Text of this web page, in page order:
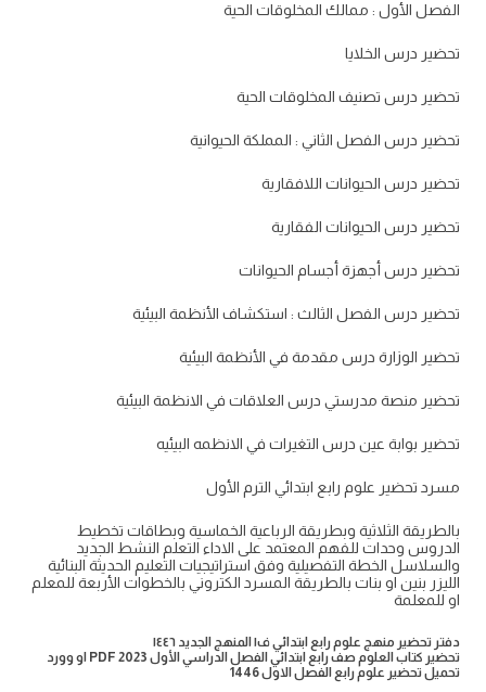
الفصل الأول : ممالك المخلوقات الحية
تحضير درس الخلايا
تحضير درس تصنيف المخلوقات الحية
تحضير درس الفصل الثاني : المملكة الحيوانية
تحضير درس الحيوانات اللافقارية
تحضير درس الحيوانات الفقارية
تحضير درس أجهزة أجسام الحيوانات
تحضير درس الفصل الثالث : استكشاف الأنظمة البيئية
تحضير الوزارة درس مقدمة في الأنظمة البيئية
تحضير منصة مدرستي درس العلاقات في الانظمة البيئية
تحضير بوابة عين درس التغيرات في الانظمه البيئيه
مسرد تحضير علوم رابع ابتدائي الترم الأول
بالطريقة الثلاثية وبطريقة الرباعية الخماسية وبطاقات تخطيط
الدروس وحدات للفهم المعتمد على الاداء التعلم النشط الجديد
والسلاسل الخطة التفصيلية وفق استراتيجيات التعليم الحديثة البنائية
الليزر بنين او بنات بالطريقة المسرد الكتروني بالخطوات الأربعة للمعلم
او للمعلمة
دفتر تحضير منهج علوم رابع ابتدائي ف١ المنهج الجديد ١٤٤٦
تحضير كتاب العلوم صف رابع ابتدائي الفصل الدراسي الأول 2023 PDF او وورد
تحميل تحضير علوم رابع الفصل الاول 1446